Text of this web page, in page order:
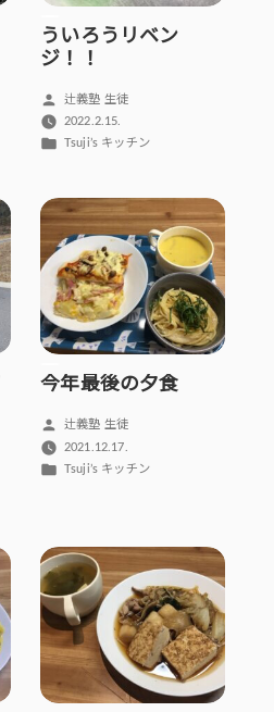
ういろうリベン
ジ！！
投
稿
者:
辻義塾 生徒
2022.2.15.
カ
リ
ー:
Tsuji’s キッチン
今年最後の夕食
投
稿
者:
辻義塾 生徒
2021.12.17.
カ
ー:
Tsuji’s キッチン